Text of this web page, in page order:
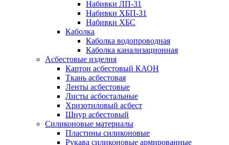
Набивки ЛП-31
Набивки ХБП-31
Набивки ХБС
Каболка
Каболка водопроводная
Каболка канализационная
Асбестовые изделия
Картон асбестовый КАОН
Ткань асбестовая
Ленты асбестовые
Листы асбостальные
Хризотиловый асбеcт
Шнур асбестовый
Силиконовые материалы
Пластины силиконовые
Рукава силиконовые армированные